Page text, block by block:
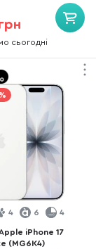
сьогодні
4 6 4
iPhone 17
(MG6K4)